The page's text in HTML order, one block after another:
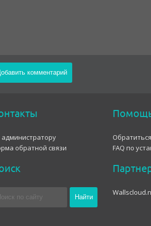
администратору
обратной связи
FAQ по